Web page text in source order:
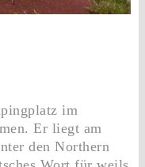
im
Er liegt am
den Northern